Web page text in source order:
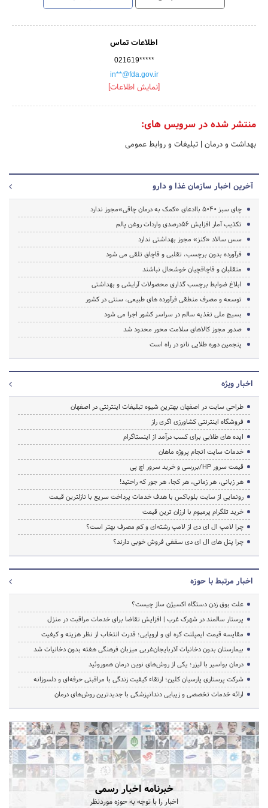
اطلاعات تماس
021619*****
in**@fda.gov.ir
[نمایش اطلاعات]
منتشر شده در سرویس های:
بهداشت و درمان | تبلیغات و روابط عمومی
آخرین اخبار سازمان غذا و دارو
چای سبز 5040 باادعای «کمک به درمان چاقی»مجوز ندارد
تکذیب آمار افزایش 56درصدی واردات روغن پالم
سس سالاد «کنز» مجوز بهداشتی ندارد
فرآورده بدون برچسب، تقلبی و قاچاق تلقی می شود
متقلبان و قاچاقچیان خوشحال نباشند
ابلاغ ضوابط برچسب گذاری محصولات آرایشی و بهداشتی
توسعه و مصرف منطقی فرآورده های طبیعی، سنتی در کشور
بسیج ملی تغذیه سالم در سراسر کشور اجرا می شود
صدور مجوز کالاهای سلامت محور محدود شد
پنجمین دوره طلایی نانو در راه است
اخبار ویژه
طراحی سایت در اصفهان بهترین شیوه تبلیغات اینترنتی در اصفهان
فروشگاه اینترنتی کشاورزی اگری راز
ایده های طلایی برای کسب درآمد از اینستاگرام
خدمات سایت انجام پروژه ماهان
قیمت سرور HP/بررسی و خرید سرور اچ پی
هر زبانی، هر زمانی، هر کجا، هر جور که راحتید!
رونمایی از سایت بلوباکس با هدف خدمات پرداخت سریع با نازلترین قیمت
خرید تلگرام پرمیوم با ارزان ترین قیمت
چرا لامپ ال ای دی از لامپ رشته‌ای و کم مصرف بهتر است؟
چرا پنل های ال ای دی سقفی فروش خوبی دارند؟
اخبار مرتبط با حوزه
علت بوق زدن دستگاه اکسیژن ساز چیست؟
پرستار سالمند در شهرک غرب | افزایش تقاضا برای خدمات مراقبت در منزل
مقایسه قیمت ایمپلنت کره ای و اروپایی؛ قدرت انتخاب از نظر هزینه و کیفیت
بیمارستان بدون دخانیات آذربایجان‌غربی میزبان فرهنگی هفته بدون دخانیات شد
درمان بواسیر با لیزر؛ یکی از روش‌های نوین درمان هموروئید
شرکت پرستاری پارسیان کلین؛ ارتقاء کیفیت زندگی با مراقبتی حرفه‌ای و دلسوزانه
ارائه خدمات تخصصی و زیبایی دندانپزشکی با جدیدترین روش‌های درمان
خبرنامه اخبار رسمی
اخبار را با توجه به حوزه موردنظر